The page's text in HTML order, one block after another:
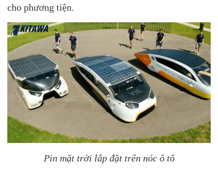
cho phương tiện.
Pin mặt trời lắp đặt trên nóc ô tô